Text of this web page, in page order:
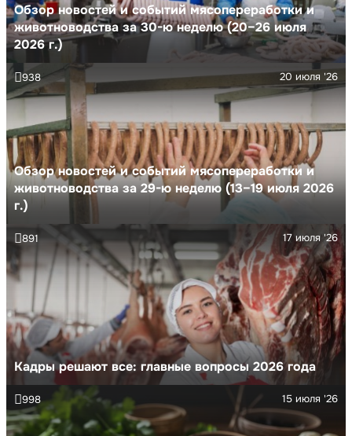
Обзор новостей и событий мясопереработки и
животноводства за 30-ю неделю (20–26 июля
2026 г.)
Обзор новостей и событий мясопереработки и
животноводства за 29-ю неделю (13–19 июля 2026
г.)
20 июля '26
938
Кадры решают все: главные вопросы 2026 года
17 июля '26
891
15 июля '26
998